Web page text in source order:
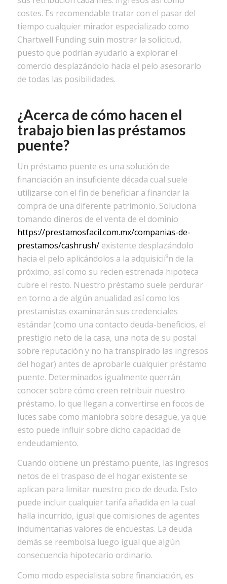
costes. Es recomendable tratar con el pasar del
tiempo cualquier mirador especializado como
Chartwell Funding suin mostrar la solicitud,
puesto que podrían ayudarlo a explorar el
comercio desplazándolo hacia el pelo asesorarlo
de todas las posibilidades.
¿Acerca de cómo hacen el
trabajo bien las préstamos
puente?
Un préstamo puente es una solución de
financiación an insuficiente década cual suele
utilizarse con el fin de beneficiar a financiar la
compra de una diferente patrimonio. Soluciona
tomando dineros de el venta de el dominio
https://prestamosfacil.com.mx/companias-de-
prestamos/cashrush/existente desplazándolo
hacia el pelo aplicándolos a la adquisicií³n de la
próximo, así­ como su recien estrenada hipoteca
cubre el resto. Nuestro préstamo suele perdurar
en torno a de algún anualidad así­ como los
prestamistas examinarán sus credenciales
estándar (como una contacto deuda-beneficios, el
prestigio neto de la casa, una nota de su postal
sobre reputación y no ha transpirado las ingresos
del hogar) antes de aprobarle cualquier préstamo
puente. Determinados igualmente querrán
conocer sobre cómo creen retribuir nuestro
préstamo, lo que llegan a convertirse en focos de
luces sabe como maniobra sobre desagüe, ya que
esto puede influir sobre dicho capacidad de
endeudamiento.
Cuando obtiene un préstamo puente, las ingresos
netos de el traspaso de el hogar existente se
aplican para limitar nuestro pico de deuda. Esto
puede incluir cualquier tarifa añadida en la cual
halla incurrido, igual que comisiones de agentes
indumentarias valores de encuestas. La deuda
demás se reembolsa luego igual que algún
consecuencia hipotecario ordinario.
Como modo especialista sobre financiación, es